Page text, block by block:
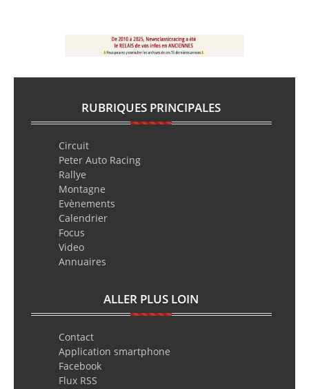
RUBRIQUES PRINCIPALES
Circuit
Peter Auto Racing
Rallye
Montagne
Evènements
Calendrier
Focus
Video
Annuaires
ALLER PLUS LOIN
Contact
Application smartphone
Facebook
Flux RSS